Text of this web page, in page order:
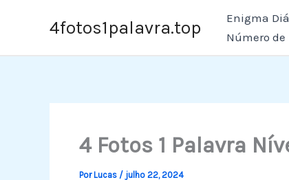
4fotos1palavra.top Enigma
Número de
4 Fotos 1 Palavra
PorLucas / julho 22, 2024